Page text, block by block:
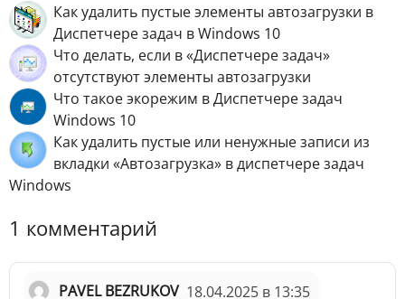
Как удалить пустые элементы автозагрузки в
Диспетчере задач в Windows 10
Что делать, если в «Диспетчере задач»
отсутствуют элементы автозагрузки
Что такое экорежим в Диспетчере задач
Windows 10
Как удалить пустые или ненужные записи из
вкладки «Автозагрузка» в диспетчере задач
Windows
1 комментарий
PAVEL BEZRUKOV 18.04.2025 в 13:35